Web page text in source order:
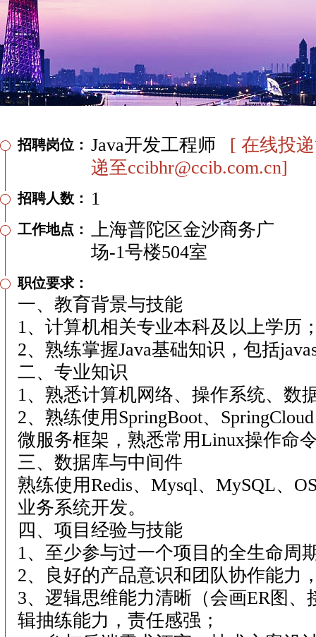
招聘岗位： Java开发工程师
[ 在线投
递至ccibhr@ccib.com.cn]
招聘人数： 1
工作地点： 上海普陀区金沙商务广
场-1号楼504室
职位要求：
一、教育背景与技能
1、计算机相关专业本科及以上学历
2、熟练掌握Java基础知识，包括
二、专业知识
1、熟悉计算机网络、操作系统、数
2、熟练使用SpringBoot、
微服务框架，熟悉常用Linux操作命
三、数据库与中间件
熟练使用Redis、Mysql、MySQL、
业务系统开发。
四、项目经验与技能
1、至少参与过一个项目的全生命周
2、良好的产品意识和团队协作能力
3、逻辑思维能力清晰（会画ER图
辑抽练能力，责任感强；